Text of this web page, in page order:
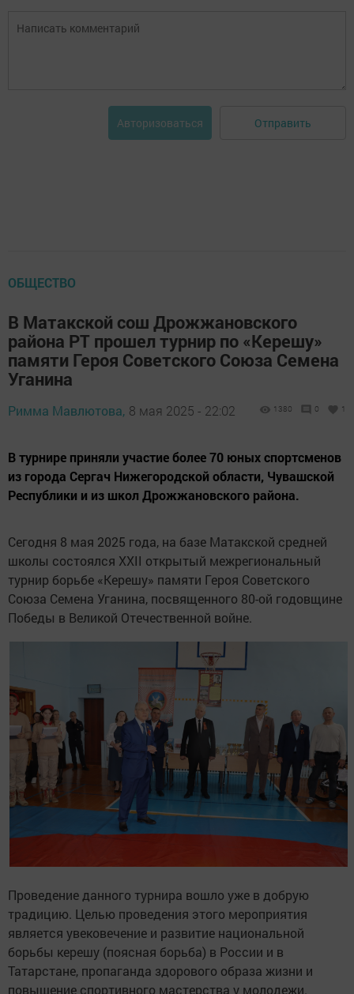
Авторизоваться Отправить
ОБЩЕСТВО
В Матакской сош Дрожжановского
района РТ прошел турнир по «Керешу»
памяти Героя Советского Союза Семена
Уганина
Римма Мавлютова, 8 мая 2025 - 22:02 1380 0 1
В турнире приняли участие более 70 юных спортсменов
из города Сергач Нижегородской области, Чувашской
Республики и из школ Дрожжановского района.
Сегодня 8 мая 2025 года, на базе Матакской средней
школы состоялся XXII открытый межрегиональный
турнир борьбе «Керешу» памяти Героя Советского
Союза Семена Уганина, посвященного 80-ой годовщине
Победы в Великой Отечественной войне.
Проведение данного турнира вошло уже в добрую
традицию. Целью проведения этого мероприятия
является увековечение и развитие национальной
борьбы керешу (поясная борьба) в России и в
Татарстане, пропаганда здорового образа жизни и
повышение спортивного мастерства у молодежи.